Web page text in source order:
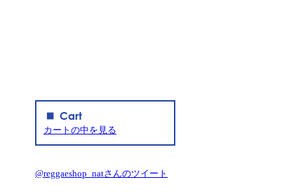
カートの中を見る
@reggaeshop_natさんのツイート